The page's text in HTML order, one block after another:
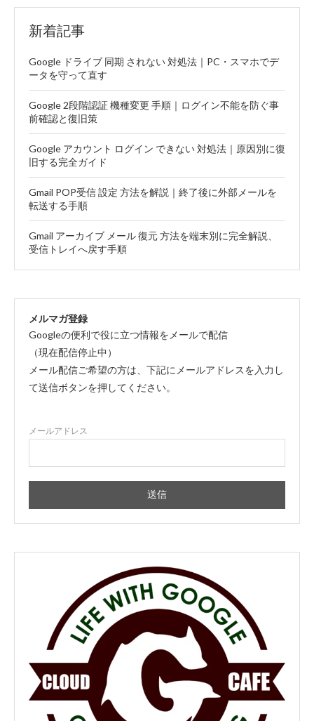
新着記事
Google ドライブ 同期 されない 対処法｜PC・スマホでデ
ータを守って直す
Google 2段階認証 機種変更 手順｜ログイン不能を防ぐ事
前確認と復旧策
Google アカウント ログイン できない 対処法｜原因別に復
旧する完全ガイド
Gmail POP受信 設定 方法を解説｜終了後に外部メールを
転送する手順
Gmail アーカイブ メール 復元 方法を端末別に完全解説、
受信トレイへ戻す手順
メルマガ登録
Googleの便利で役に立つ情報をメールで配信
（現在配信停止中）
メール配信ご希望の方は、下記にメールアドレスを入力し
て送信ボタンを押してください。
メールアドレス